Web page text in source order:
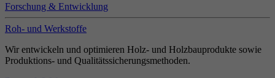
Forschung & Entwicklung
Roh- und Werkstoffe
Wir entwickeln und optimieren Holz- und Holzbauprodukte sowie
Produktions- und Qualitätssicherungsmethoden.